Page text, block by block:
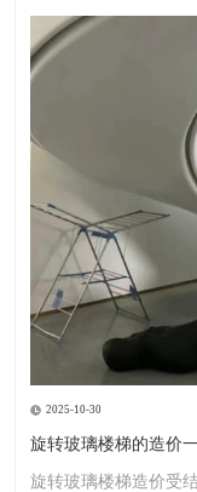
2025-10-30
旋转玻璃楼梯的造价
旋转玻璃楼梯造价受